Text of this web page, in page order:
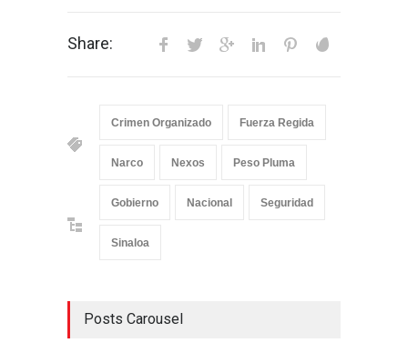
Share:
Crimen Organizado Fuerza Regida
Narco Nexos Peso Pluma
Gobierno Nacional Seguridad
Sinaloa
Posts Carousel